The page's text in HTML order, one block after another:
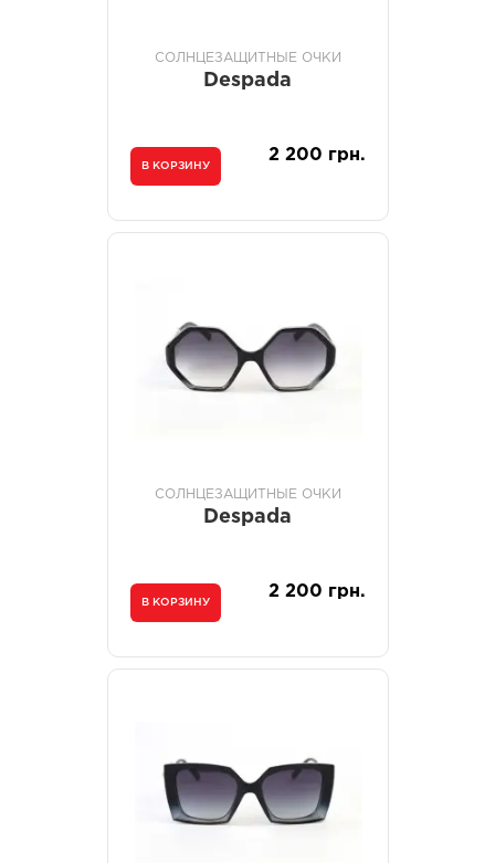
СОЛНЦЕЗАЩИТНЫЕ ОЧКИ
Despada
В КОРЗИНУ
2 200 грн.
СОЛНЦЕЗАЩИТНЫЕ ОЧКИ
Despada
В КОРЗИНУ
2 200 грн.